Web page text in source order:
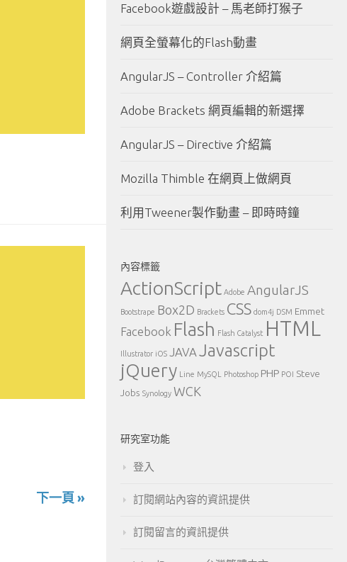
下一頁 »
Facebook遊戲設計 – 馬老師打猴子
網頁全螢幕化的Flash動畫
AngularJS – Controller 介紹篇
Adobe Brackets 網頁編輯的新選擇
AngularJS – Directive 介紹篇
Mozilla Thimble 在網頁上做網頁
利用Tweener製作動畫 – 即時時鐘
內容標籤
ActionScript Adobe AngularJS
Bootstrape Box2D Brackets CSS dom4j DSM Emmet
Facebook Flash Flash Catalyst HTML
Illustrator iOS JAVA Javascript
jQuery Line MySQL Photoshop PHP POI Steve
Jobs Synology WCK
研究室功能
登入
訂閱網站內容的資訊提供
訂閱留言的資訊提供